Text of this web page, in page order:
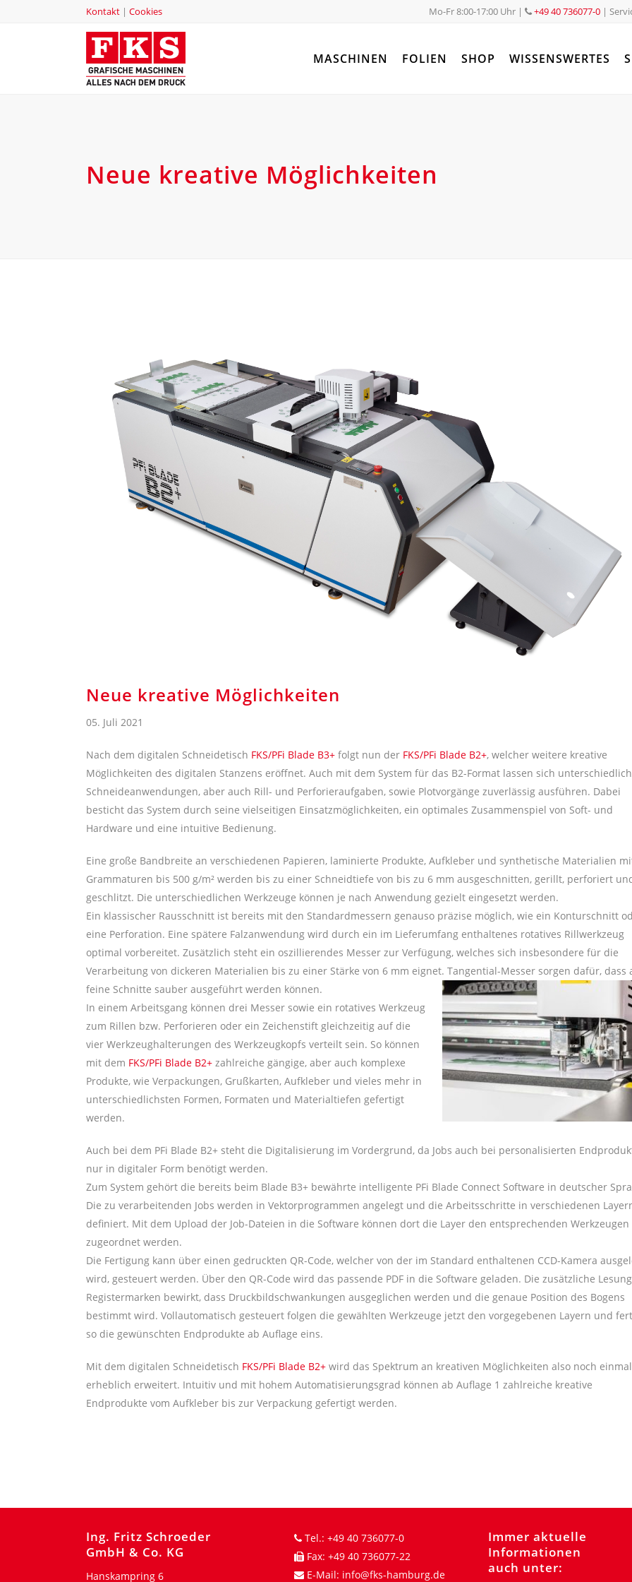
Kontakt | Cookies Mo-Fr 8:00-17:00 Uhr | +49 40 736077-0 |
MASCHINEN FOLIEN SHOP WISSENSWERTES
Neue kreative Möglichkeiten
Neue kreative Möglichkeiten
05. Juli 2021
Nach dem digitalen Schneidetisch FKS/PFi Blade B3+ folgt nun der FKS/PFi Blade B2+, welcher weitere kreative
Möglichkeiten des digitalen Stanzens eröffnet. Auch mit dem System für das B2-Format lassen sich
Schneideanwendungen, aber auch Rill- und Perforieraufgaben, sowie Plotvorgänge zuverlässig ausführen. Dabei
besticht das System durch seine vielseitigen Einsatzmöglichkeiten, ein optimales Zusammenspiel von Soft- und
Hardware und eine intuitive Bedienung.
Eine große Bandbreite an verschiedenen Papieren, laminierte Produkte, Aufkleber und synthetische Materialien
Grammaturen bis 500 g/m² werden bis zu einer Schneidtiefe von bis zu 6 mm ausgeschnitten, gerillt, perforiert
geschlitzt. Die unterschiedlichen Werkzeuge können je nach Anwendung gezielt eingesetzt werden.
Ein klassischer Rausschnitt ist bereits mit den Standardmessern genauso präzise möglich, wie ein Konturschnitt
eine Perforation. Eine spätere Falzanwendung wird durch ein im Lieferumfang enthaltenes rotatives Rillwerkzeug
optimal vorbereitet. Zusätzlich steht ein oszillierendes Messer zur Verfügung, welches sich insbesondere für die
Verarbeitung von dickeren Materialien bis zu einer Stärke von 6 mm eignet. Tangential-Messer sorgen dafür, dass
feine Schnitte sauber ausgeführt werden können.
In einem Arbeitsgang können drei Messer sowie ein rotatives Werkzeug
zum Rillen bzw. Perforieren oder ein Zeichenstift gleichzeitig auf die
vier Werkzeughalterungen des Werkzeugkopfs verteilt sein. So können
mit dem FKS/PFi Blade B2+ zahlreiche gängige, aber auch komplexe
Produkte, wie Verpackungen, Grußkarten, Aufkleber und vieles mehr in
unterschiedlichsten Formen, Formaten und Materialtiefen gefertigt
werden.
Auch bei dem PFi Blade B2+ steht die Digitalisierung im Vordergrund, da Jobs auch bei personalisierten
nur in digitaler Form benötigt werden.
Zum System gehört die bereits beim Blade B3+ bewährte intelligente PFi Blade Connect Software in deutscher
Die zu verarbeitenden Jobs werden in Vektorprogrammen angelegt und die Arbeitsschritte in verschiedenen
definiert. Mit dem Upload der Job-Dateien in die Software können dort die Layer den entsprechenden Werkzeugen
zugeordnet werden.
Die Fertigung kann über einen gedruckten QR-Code, welcher von der im Standard enthaltenen CCD-Kamera
wird, gesteuert werden. Über den QR-Code wird das passende PDF in die Software geladen. Die zusätzliche
Registermarken bewirkt, dass Druckbildschwankungen ausgeglichen werden und die genaue Position des Bogens
bestimmt wird. Vollautomatisch gesteuert folgen die gewählten Werkzeuge jetzt den vorgegebenen Layern und
so die gewünschten Endprodukte ab Auflage eins.
Mit dem digitalen Schneidetisch FKS/PFi Blade B2+ wird das Spektrum an kreativen Möglichkeiten also noch einmal
erheblich erweitert. Intuitiv und mit hohem Automatisierungsgrad können ab Auflage 1 zahlreiche kreative
Endprodukte vom Aufkleber bis zur Verpackung gefertigt werden.
Ing. Fritz Schroeder
GmbH & Co. KG
Hanskampring 6
Tel.: +49 40 736077-0
Fax: +49 40 736077-22
E-Mail: info@fks-hamburg.de
Immer aktuelle
Informationen
auch unter: